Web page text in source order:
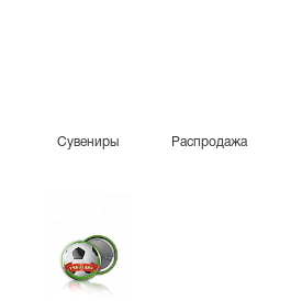
Сувениры Распродажа